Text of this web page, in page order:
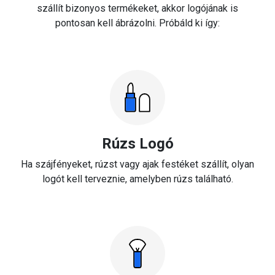
szállít bizonyos termékeket, akkor logójának is
pontosan kell ábrázolni. Próbáld ki így:
Rúzs Logó
Ha szájfényeket, rúzst vagy ajak festéket szállít, olyan
logót kell terveznie, amelyben rúzs található.